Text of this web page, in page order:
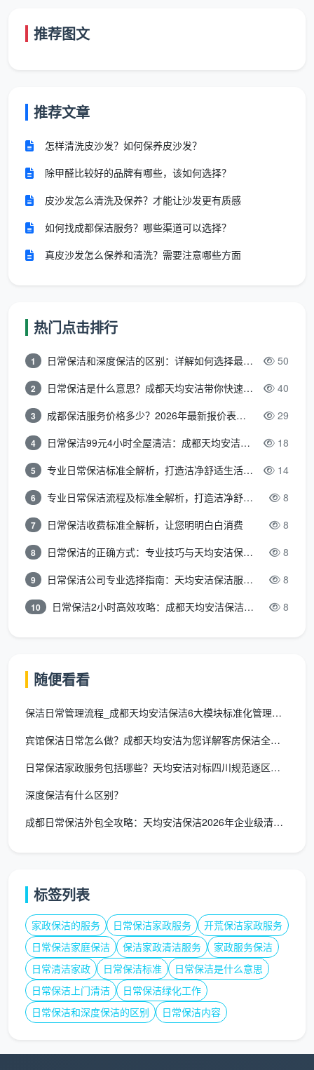
在苏宁等平台的好评区，有用户强烈推荐：“清洁到位，
保证服务时长，干活不挑剔，仔细认真，操作专业，服
热情服务”。一位半年没好好打扫的业主也表示：“介绍
的阿姨都很靠谱，阿姨都仔仔细细打扫的很干净”。
差评端——终端执行的参差：
当然，家政服务“千人千面”，也有部分用户对终端效果
提出质疑。比如有开荒保洁
的客户指出：“我人不在，等
净”。
员当天的状态”和“客户是否在场监督”
差异。我们在选择时，不应只看好评或只看差
评，而应该看这家公司在收到差评后是否具有完
善的“补救机制”和售后理赔流程——这正是正规保
洁公司和游击队的本质区别。
2.3 比服务：能否应对多场景化的深度清洁？
一家优秀的“成都日常保洁服务公司”绝不仅仅是帮
你把地拖干净。2026年的日常保洁其实可以分为三个层
级，你要看看这家公司能承接哪些？
服
务
核心服务内容
成都天均安洁保洁的
基
日
保
洁
房台面、卫生间等表面
除尘与基础清洁
后保洁、钟点保洁等
家庭常规需求
专
洁
厨房重油污清除、卫生
覆盖疏通管道、油烟
高
端
及
工
程
养
护
石材翻新晶面处理、木
地板打蜡抛光、工程竣
工开荒、外墙清洗
具备大型工程开荒、
酒店厂房保洁、石材
病变处理等高阶能力
推荐图文
推荐文章
怎样清洗皮沙发？如何保养皮沙发？
除甲醛比较好的品牌有哪些，该如何选择？
皮沙发怎么清洗及保养？才能让沙发更有质感
如何找成都保洁服务？哪些渠道可以选择？
真皮沙发怎么保养和清洗？需要注意哪些方面
热门点击排行
1 日常保洁和深度保洁的区别：详解如何选择最适合的清洁服务 50
2 日常保洁是什么意思？成都天均安洁带你快速区分“日常vs深度vs开荒” 40
3 成都保洁服务价格多少？2026年最新报价表来了，这一篇看透所有费用 29
4 日常保洁99元4小时全屋清洁：成都天均安洁保洁超值服务全解析 18
5 专业日常保洁标准全解析，打造洁净舒适生活空间 14
6 专业日常保洁流程及标准全解析，打造洁净舒适环境 8
7 日常保洁收费标准全解析，让您明明白白消费 8
8 日常保洁的正确方式：专业技巧与天均安洁保洁服务全解析 8
9 日常保洁公司专业选择指南：天均安洁保洁服务全解析 8
10 日常保洁2小时高效攻略：成都天均安洁保洁专业时间管理方案 8
随便看看
保洁日常管理流程_成都天均安洁保洁6大模块标准化管理体系
宾馆保洁日常怎么做？成都天均安洁为您详解客房保洁全流程
日常保洁家政服务包括哪些？天均安洁对标四川规范逐区拆解
深度保洁有什么区别？
成都日常保洁外包全攻略：天均安洁保洁2026年企业级清洁解决
标签列表
家政保洁的服务 日常保洁家政服务
开荒保洁家政服务
日常保洁家庭保洁
保洁家政清洁服务
家政服务保洁
日常清洁家政
日常保洁标准
日常保洁是什么意思
日常保洁上门清洁
日常保洁绿化工作
日常保洁和深度保洁的区别
日常保洁内容